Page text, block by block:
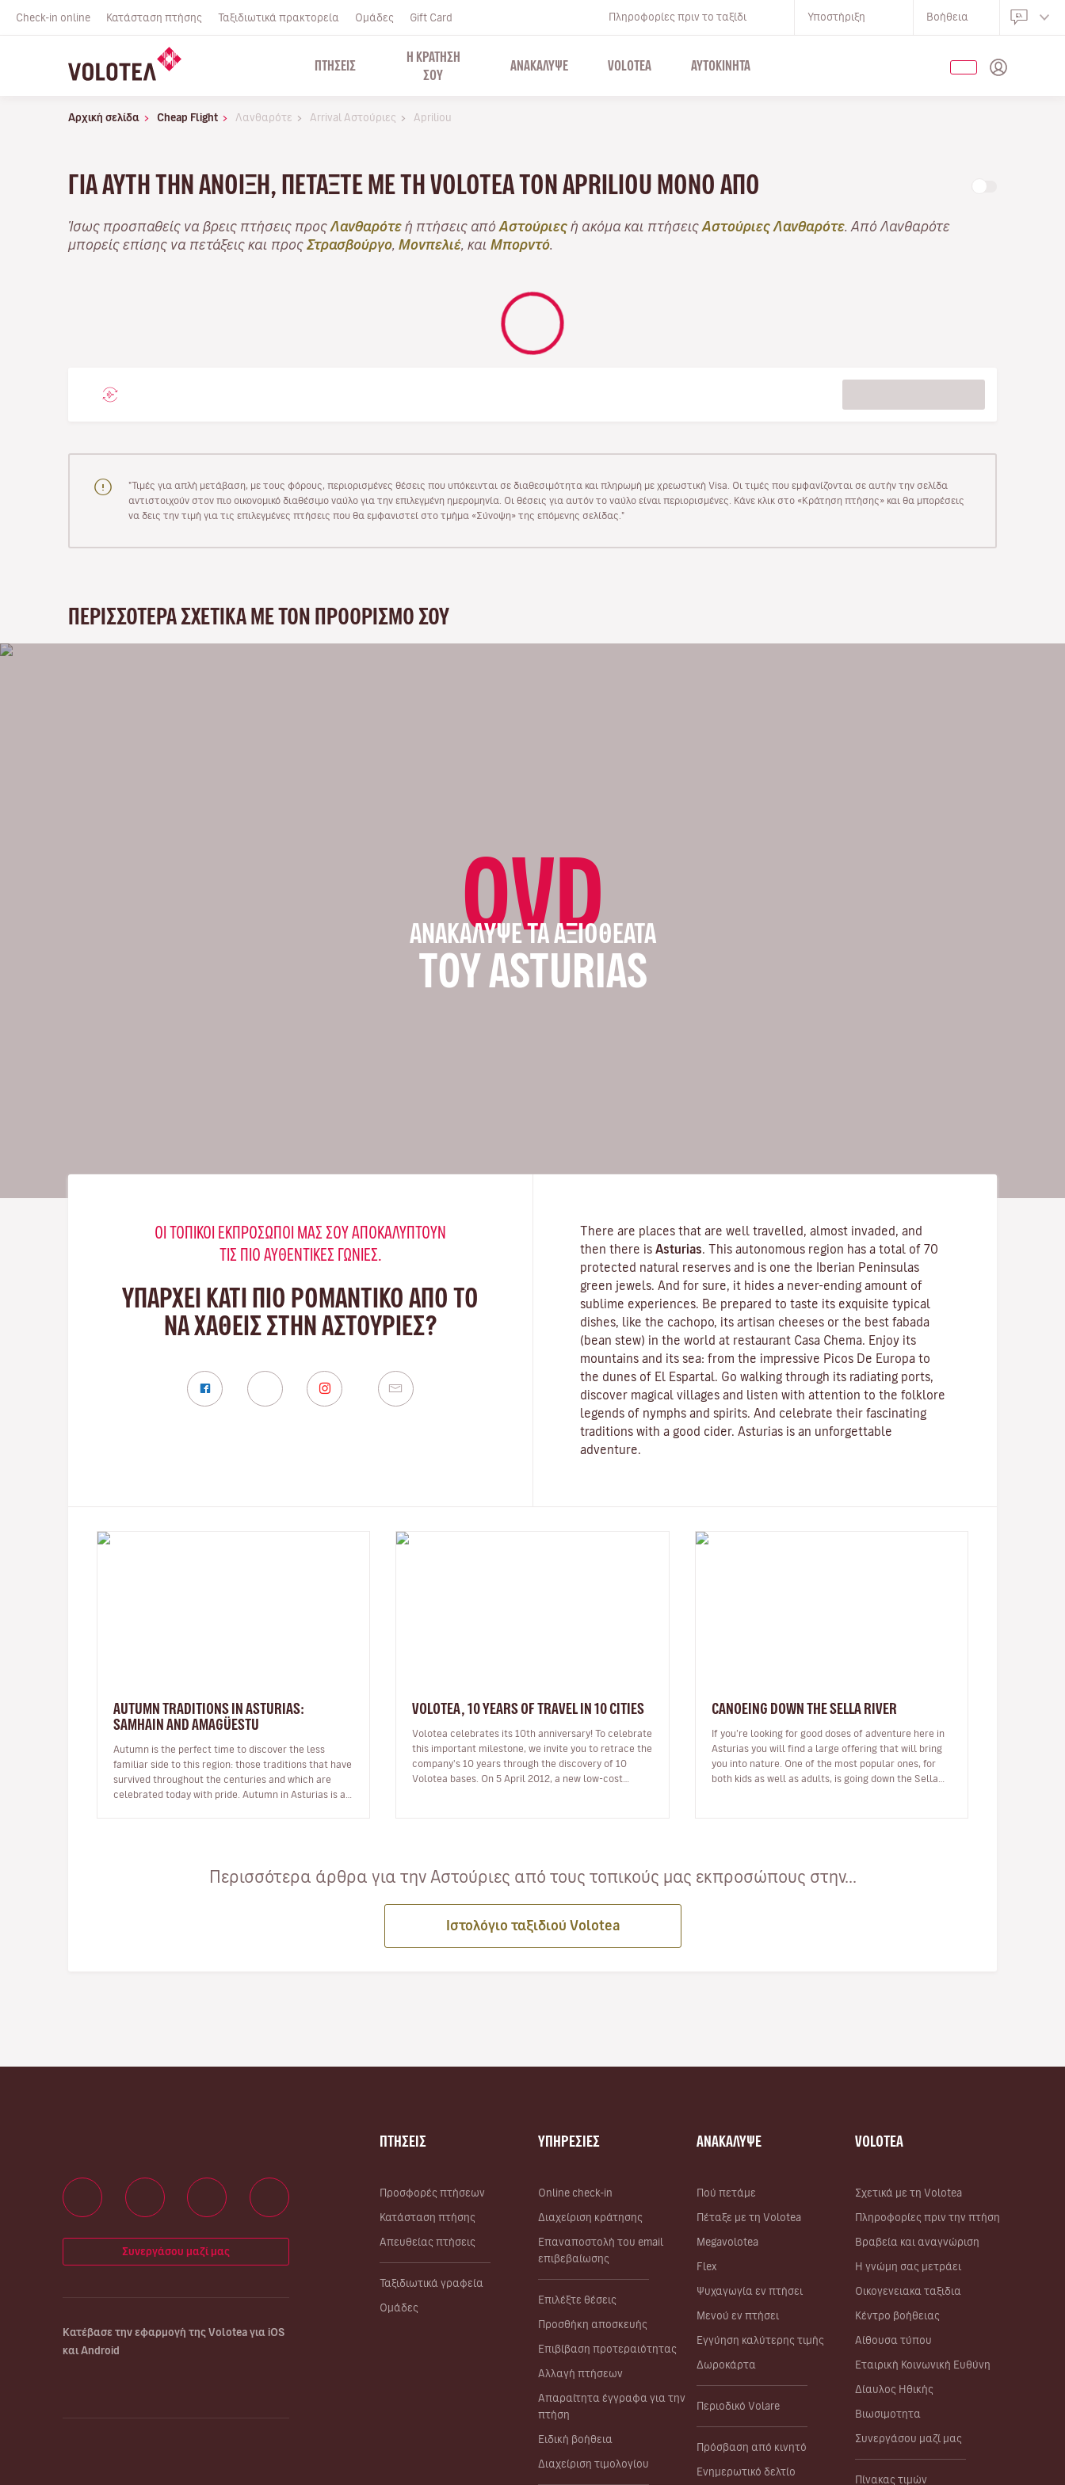
Check-in online Κατάσταση πτήσης Ταξιδιωτικά πρακτορεία Ομάδες Gift Card Πληροφορίες πριν το ταξίδι Υποστήριξη Βοήθεια
ΠΤΉΣΕΙΣ
Η ΚΡΑΤΗΣΗ
ΣΟΥ
ΑΝΑΚΑΛΥΨΕ VOLOTEA ΑΥΤΟΚΊΝΗΤΑ
Αρχική σελίδα Cheap Flight Λανθαρότε Arrival Αστούριες Apriliou
ΓΙΑ ΑΥΤΉ ΤΗΝ ΆΝΟΙΞΗ, ΠΕΤΆΞΤΕ ΜΕ ΤΗ VOLOTEA ΤΟΝ APRILIOU ΜΌΝΟ ΑΠΌ
Ίσως προσπαθείς να βρεις πτήσεις προς Λανθαρότε ή πτήσεις από Αστούριες ή ακόμα και πτήσεις Αστούριες Λανθαρότε . Από Λανθαρότε
μπορείς επίσης να πετάξεις και προς Στρασβούργο Μονπελιέ , και Μπορντό
"Τιμές για απλή μετάβαση, με τους φόρους, περιορισμένες θέσεις που υπόκεινται σε διαθεσιμότητα και πληρωμή με χρεωστική Visa. Οι τιμές που εμφανίζονται σε αυτήν την σελίδα
αντιστοιχούν στον πιο οικονομικό διαθέσιμο ναύλο για την επιλεγμένη ημερομηνία. Οι θέσεις για αυτόν το ναύλο είναι περιορισμένες. Κάνε κλικ στο «Κράτηση πτήσης» και θα μπορέσεις
να δεις την τιμή για τις επιλεγμένες πτήσεις που θα εμφανιστεί στο τμήμα «Σύνοψη» της επόμενης σελίδας."
ΠΕΡΙΣΣΌΤΕΡΑ ΣΧΕΤΙΚΆ ΜΕ ΤΟΝ ΠΡΟΟΡΙΣΜΌ ΣΟΥ
OVD
ΑΝΑΚΆΛΥΨΕ ΤΑ ΑΞΙΟΘΈΑΤΑ
ΤΟΥ ASTURIAS
ΟΙ ΤΟΠΙΚΟΊ ΕΚΠΡΌΣΩΠΟΊ ΜΑΣ ΣΟΥ ΑΠΟΚΑΛΎΠΤΟΥΝ
ΤΙΣ ΠΙΟ ΑΥΘΕΝΤΙΚΈΣ ΓΩΝΙΈΣ.
ΥΠΑΡΧΕΙ ΚΑΤΙ ΠΙΟ ΡΟΜΑΝΤΙΚΟ ΑΠΟ ΤΟ
ΝΑ ΧΑΘΕΙΣ ΣΤΗΝ ΑΣΤΟΎΡΙΕΣ?
There are places that are well travelled, almost invaded, and
then there is Asturias . This autonomous region has a total of 70
protected natural reserves and is one the Iberian Peninsulas
green jewels. And for sure, it hides a never-ending amount of
sublime experiences. Be prepared to taste its exquisite typical
dishes, like the cachopo, its artisan cheeses or the best fabada
(bean stew) in the world at restaurant Casa Chema. Enjoy its
mountains and its sea: from the impressive Picos De Europa to
the dunes of El Espartal. Go walking through its radiating ports,
discover magical villages and listen with attention to the folklore
legends of nymphs and spirits. And celebrate their fascinating
traditions with a good cider. Asturias is an unforgettable
adventure.
AUTUMN TRADITIONS IN ASTURIAS:
SAMHAIN AND AMAGÜESTU
Autumn is the perfect time to discover the less
familiar side to this region: those traditions that have
survived throughout the centuries and which are
celebrated today with pride. Autumn in Asturias is a
VOLOTEA, 10 YEARS OF TRAVEL IN 10 CITIES
Volotea celebrates its 10th anniversary! To celebrate
this important milestone, we invite you to retrace the
company's 10 years through the discovery of 10
Volotea bases. On 5 April 2012, a new low-cost
CANOEING DOWN THE SELLA RIVER
If you’re looking for good doses of adventure here in
Asturias you will find a large offering that will bring
you into nature. One of the most popular ones, for
both kids as well as adults, is going down the Sella
Περισσότερα άρθρα για την Αστούριες από τους τοπικούς μας εκπροσώπους στην...
Ιστολόγιο ταξιδιού Volotea
ΠΤΗΣΕΙΣ
Προσφορές πτήσεων
Κατάσταση πτήσης
Απευθείας πτήσεις
Ταξιδιωτικά γραφεία
Ομάδες
ΥΠΗΡΕΣΙΕΣ
Online check-in
Διαχείριση κράτησης
Επαναποστολή του email
επιβεβαίωσης
Επιλέξτε θέσεις
Προσθήκη αποσκευής
Επιβίβαση προτεραιότητας
Αλλαγή πτήσεων
Απαραίτητα έγγραφα για την
πτήση
Ειδική βοήθεια
Διαχείριση τιμολογίου
ΑΝΑΚΑΛΥΨΕ
Πού πετάμε
Πέταξε με τη Volotea
Megavolotea
Flex
Ψυχαγωγία εν πτήσει
Μενού εν πτήσει
Εγγύηση καλύτερης τιμής
Δωροκάρτα
Περιοδικό Volare
Πρόσβαση από κινητό
Ενημερωτικό δελτίο
VOLOTEA
Σχετικά με τη Volotea
Πληροφορίες πριν την πτήση
Βραβεία και αναγνώριση
Η γνώμη σας μετράει
Οικογενειακα ταξιδια
Κέντρο βοήθειας
Αίθουσα τύπου
Εταιρική Κοινωνική Ευθύνη
Δίαυλος Ηθικής
Βιωσιμοτητα
Συνεργάσου μαζί μας
Πίνακας τιμών
Συνεργάσου μαζί μας
Κατέβασε την εφαρμογή της Volotea για iOS
και Android